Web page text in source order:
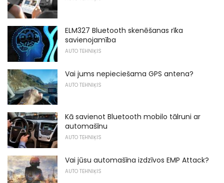
ELM327 Bluetooth skenēšanas rīka
savienojamība
AUTO TEHNIĶIS
Vai jums nepieciešama GPS antena?
AUTO TEHNIĶIS
Kā savienot Bluetooth mobilo tālruni ar
automašīnu
AUTO TEHNIĶIS
Vai jūsu automašīna izdzīvos EMP Attack?
AUTO TEHNIĶIS